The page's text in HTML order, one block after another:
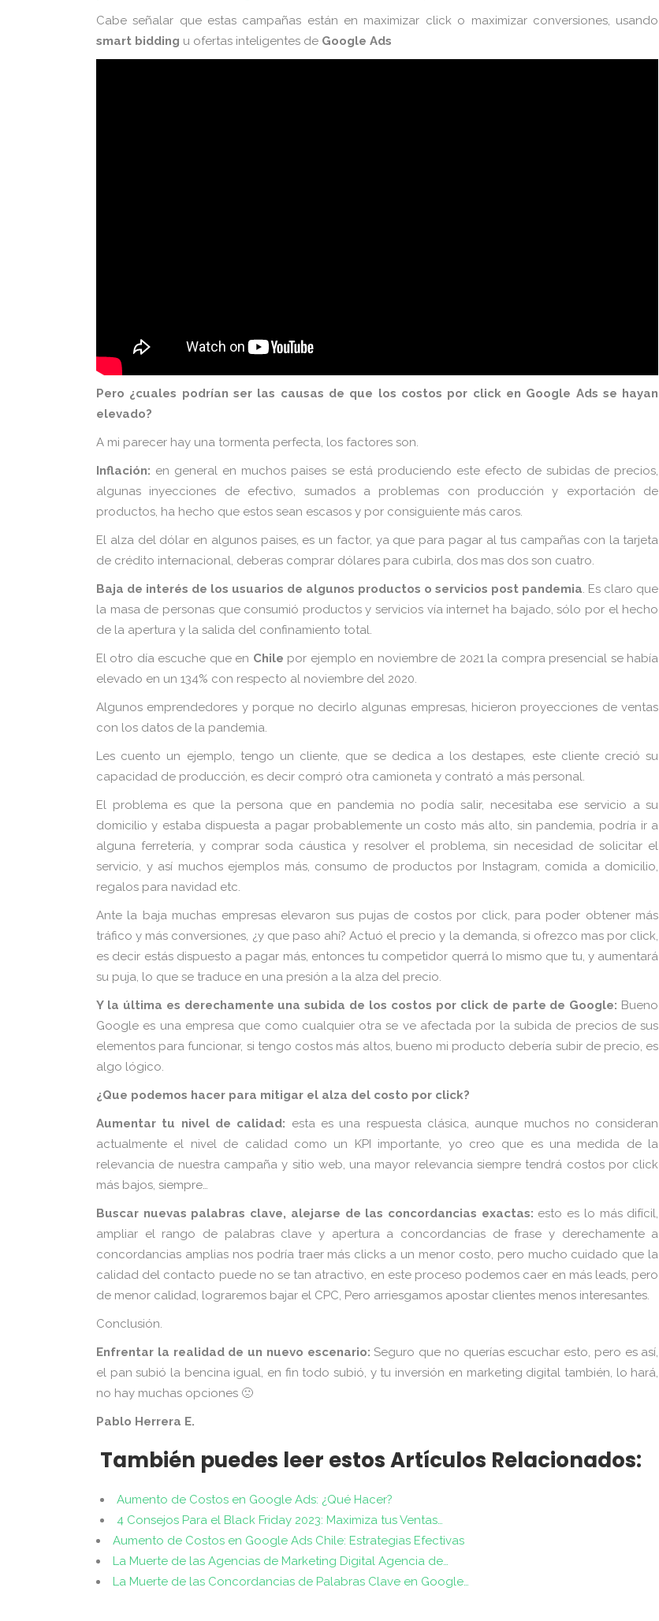
Cabe señalar que estas campañas están en maximizar click o maximizar conversiones, usando
smart bidding u ofertas inteligentes de Google Ads
Pero ¿cuales podrían ser las causas de que los costos por click en Google Ads se hayan
elevado?
A mi parecer hay una tormenta perfecta, los factores son.
Inflación: en general en muchos paises se está produciendo este efecto de subidas de precios,
algunas inyecciones de efectivo, sumados a problemas con producción y exportación de
productos, ha hecho que estos sean escasos y por consiguiente más caros.
El alza del dólar en algunos paises, es un factor, ya que para pagar al tus campañas con la tarjeta
de crédito internacional, deberas comprar dólares para cubirla, dos mas dos son cuatro.
Baja de interés de los usuarios de algunos productos o servicios post pandemia. Es claro que
la masa de personas que consumió productos y servicios vía internet ha bajado, sólo por el hecho
de la apertura y la salida del confinamiento total.
El otro día escuche que en Chile por ejemplo en noviembre de 2021 la compra presencial se había
elevado en un 134% con respecto al noviembre del 2020.
Algunos emprendedores y porque no decirlo algunas empresas, hicieron proyecciones de ventas
con los datos de la pandemia.
Les cuento un ejemplo, tengo un cliente, que se dedica a los destapes, este cliente creció su
capacidad de producción, es decir compró otra camioneta y contrató a más personal.
El problema es que la persona que en pandemia no podía salir, necesitaba ese servicio a su
domicilio y estaba dispuesta a pagar probablemente un costo más alto, sin pandemia, podría ir a
alguna ferretería, y comprar soda cáustica y resolver el problema, sin necesidad de solicitar el
servicio, y así muchos ejemplos más, consumo de productos por Instagram, comida a domicilio,
regalos para navidad etc.
Ante la baja muchas empresas elevaron sus pujas de costos por click, para poder obtener más
tráfico y más conversiones, ¿y que paso ahí? Actuó el precio y la demanda, si ofrezco mas por click,
es decir estás dispuesto a pagar más, entonces tu competidor querrá lo mismo que tu, y aumentará
su puja, lo que se traduce en una presión a la alza del precio.
Y la última es derechamente una subida de los costos por click de parte de Google: Bueno
Google es una empresa que como cualquier otra se ve afectada por la subida de precios de sus
elementos para funcionar, si tengo costos más altos, bueno mi producto debería subir de precio, es
algo lógico.
¿Que podemos hacer para mitigar el alza del costo por click?
Aumentar tu nivel de calidad: esta es una respuesta clásica, aunque muchos no consideran
actualmente el nivel de calidad como un KPI importante, yo creo que es una medida de la
relevancia de nuestra campaña y sitio web, una mayor relevancia siempre tendrá costos por click
más bajos, siempre…
Buscar nuevas palabras clave, alejarse de las concordancias exactas: esto es lo más difícil,
ampliar el rango de palabras clave y apertura a concordancias de frase y derechamente a
concordancias amplias nos podría traer más clicks a un menor costo, pero mucho cuidado que la
calidad del contacto puede no se tan atractivo, en este proceso podemos caer en más leads, pero
de menor calidad, lograremos bajar el CPC, Pero arriesgamos apostar clientes menos interesantes.
Conclusión.
Enfrentar la realidad de un nuevo escenario:Seguro que no querías escuchar esto, pero es así,
el pan subió la bencina igual, en fin todo subió, y tu inversión en marketing digital también, lo hará,
no hay muchas opciones 🙁
Pablo Herrera E.
También puedes leer estos Artículos Relacionados:
Aumento de Costos en Google Ads: ¿Qué Hacer?
4 Consejos Para el Black Friday 2023: Maximiza tus Ventas…
Aumento de Costos en Google Ads Chile: Estrategias Efectivas
La Muerte de las Agencias de Marketing Digital Agencia de…
La Muerte de las Concordancias de Palabras Clave en Google…